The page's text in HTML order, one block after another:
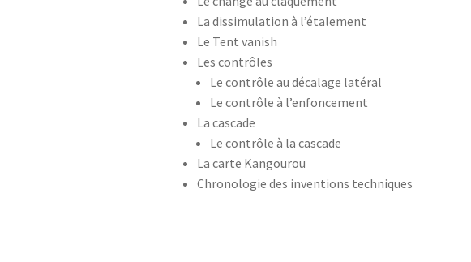
La dissimulation à l’étalement
Le Tent vanish
Les contrôles
Le contrôle au décalage latéral
Le contrôle à l’enfoncement
La cascade
Le contrôle à la cascade
La carte Kangourou
Chronologie des inventions techniques